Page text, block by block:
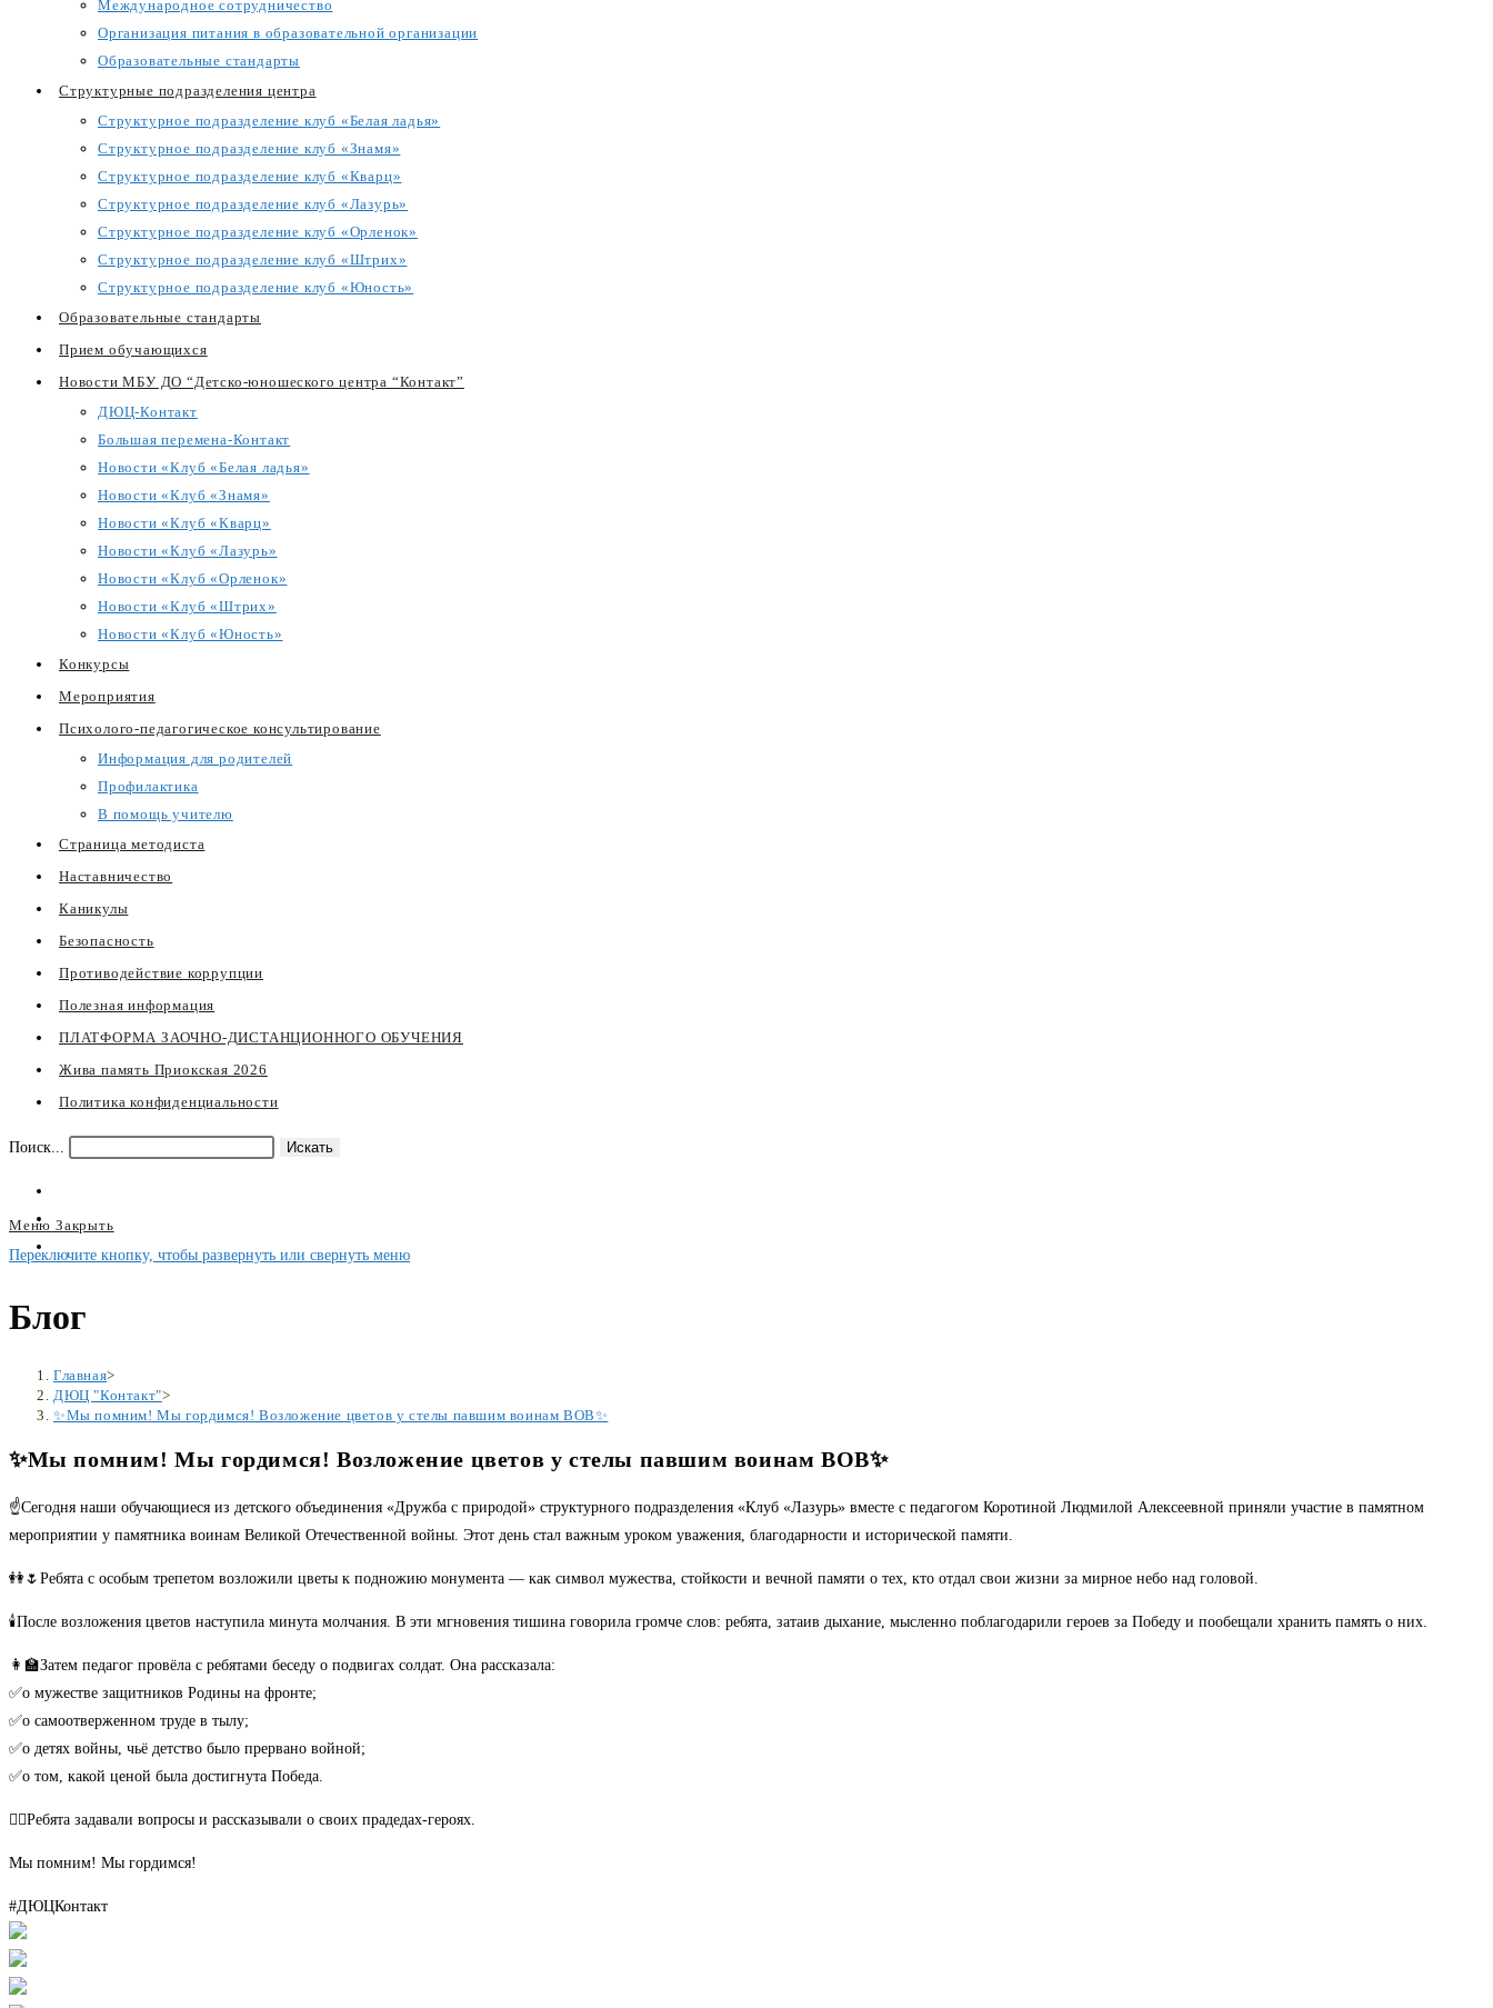
Международное сотрудничество
Организация питания в образовательной организации
Образовательные стандарты
Структурные подразделения центра
Структурное подразделение клуб «Белая ладья»
Структурное подразделение клуб «Знамя»
Структурное подразделение клуб «Кварц»
Структурное подразделение клуб «Лазурь»
Структурное подразделение клуб «Орленок»
Структурное подразделение клуб «Штрих»
Структурное подразделение клуб «Юность»
Образовательные стандарты
Прием обучающихся
Новости МБУ ДО “Детско-юношеского центра “Контакт”
ДЮЦ-Контакт
Большая перемена-Контакт
Новости «Клуб «Белая ладья»
Новости «Клуб «Знамя»
Новости «Клуб «Кварц»
Новости «Клуб «Лазурь»
Новости «Клуб «Орленок»
Новости «Клуб «Штрих»
Новости «Клуб «Юность»
Конкурсы
Мероприятия
Психолого-педагогическое консультирование
Информация для родителей
Профилактика
В помощь учителю
Страница методиста
Наставничество
Каникулы
Безопасность
Противодействие коррупции
Полезная информация
ПЛАТФОРМА ЗАОЧНО-ДИСТАНЦИОННОГО ОБУЧЕНИЯ
Жива память Приокская 2026
Политика конфиденциальности
Поиск... Искать
Меню Закрыть
Переключите кнопку, чтобы развернуть или свернуть меню
Блог
Главная>
ДЮЦ "Контакт">
✨Мы помним! Мы гордимся! Возложение цветов у стелы павшим воинам ВОВ✨
✨Мы помним! Мы гордимся! Возложение цветов у стелы павшим воинам ВОВ✨
☝️Сегодня наши обучающиеся из детского объединения «Дружба с природой» структурного подразделения «Клуб «Лазурь» вместе с педагогом Коротиной Людмилой Алексеевной приняли участие в памятном
мероприятии у памятника воинам Великой Отечественной войны. Этот день стал важным уроком уважения, благодарности и исторической памяти.
👭🌷Ребята с особым трепетом возложили цветы к подножию монумента — как символ мужества, стойкости и вечной памяти о тех, кто отдал свои жизни за мирное небо над головой.
🕯После возложения цветов наступила минута молчания. В эти мгновения тишина говорила громче слов: ребята, затаив дыхание, мысленно поблагодарили героев за Победу и пообещали хранить память о них.
👩‍🏫Затем педагог провёла с ребятами беседу о подвигах солдат. Она рассказала:
✅о мужестве защитников Родины на фронте;
✅о самоотверженном труде в тылу;
✅о детях войны, чьё детство было прервано войной;
✅о том, какой ценой была достигнута Победа.
🙋‍♀️Ребята задавали вопросы и рассказывали о своих прадедах-героях.
Мы помним! Мы гордимся!
#ДЮЦКонтакт